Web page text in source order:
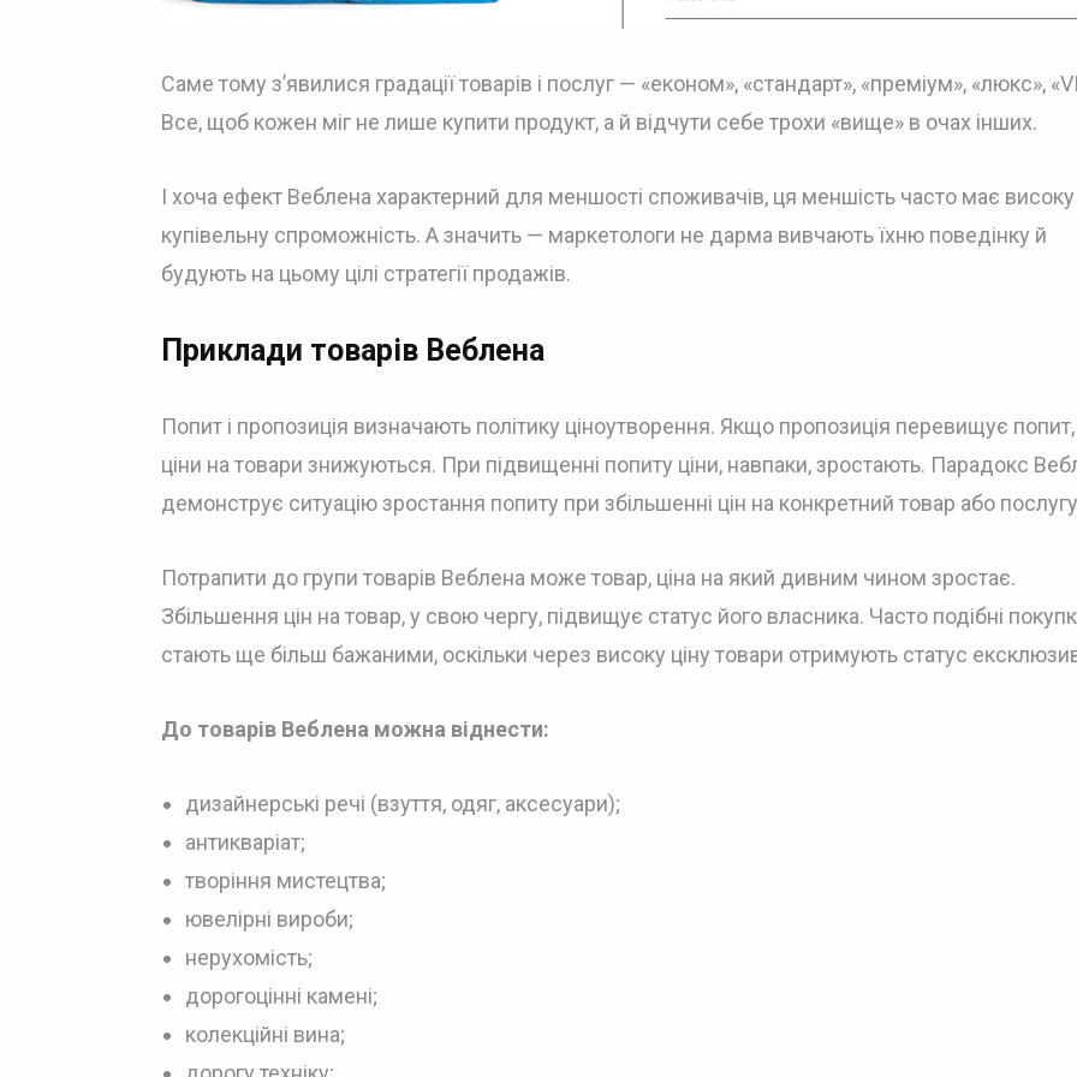
Саме тому з’явилися градації товарів і послуг — «економ», «стандарт», «преміум», «люкс»,
Все, щоб кожен міг не лише купити продукт, а й відчути себе трохи «вище» в очах інших.
І хоча ефект Веблена характерний для меншості споживачів, ця меншість часто має високу
купівельну спроможність. А значить — маркетологи не дарма вивчають їхню поведінку й
будують на цьому цілі стратегії продажів.
Приклади товарів Веблена
Попит і пропозиція визначають політику ціноутворення. Якщо пропозиція перевищує
ціни на товари знижуються. При підвищенні попиту ціни, навпаки, зростають. Парадокс
демонструє ситуацію зростання попиту при збільшенні цін на конкретний товар або
Потрапити до групи товарів Веблена може товар, ціна на який дивним чином зростає.
Збільшення цін на товар, у свою чергу, підвищує статус його власника. Часто подібні
стають ще більш бажаними, оскільки через високу ціну товари отримують статус
До товарів Веблена можна віднести:
дизайнерські речі (взуття, одяг, аксесуари);
антикваріат;
творіння мистецтва;
ювелірні вироби;
нерухомість;
дорогоцінні камені;
колекційні вина;